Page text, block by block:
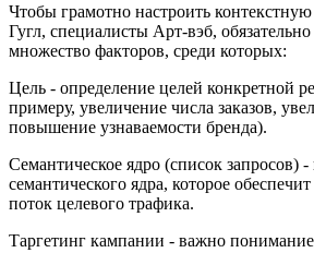
Чтобы грамотно настроить
Гугл, специалисты Арт-вэб,
множество факторов, среди которых:
Цель - определение целей конкретной
примеру, увеличение числа заказов,
повышение узнаваемости бренда).
Семантическое ядро (список запросов)
семантического ядра, которое
поток целевого трафика.
Таргетинг кампании - важно